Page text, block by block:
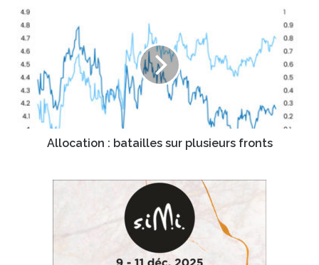
fait
dévisser
les
marchés
Allocation
batailles
sur
plusieurs
fronts
Allocation : batailles sur plusieurs fronts